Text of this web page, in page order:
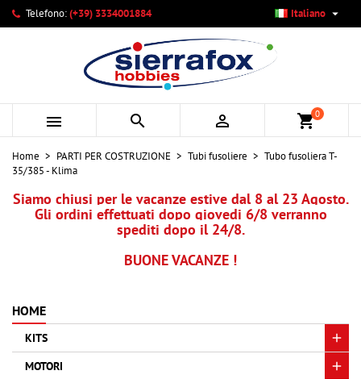
Telefono:(+39) 3334001884 Italiano 
   shopping_cart0
Home PARTI PER COSTRUZIONE Tubi fusoliere
Tubo fusoliera T-
35/385 - Klima
Siamo chiusi per le vacanze estive dal 8 al 23 Agosto.
Gli ordini effettuati dopo giovedi 6/8 verranno
spediti dopo il 24/8.
BUONE VACANZE !
HOME
KITS
MOTORI
Le mie liste di desideri ×
Crea nuova lista
Crea lista dei desideri ×
Nome lista dei desideri
Annulla Crea lista dei desideri
Accedi ×
Devi avere effettuato l'accesso per salvare dei prodotti
nella tua lista dei desideri.
Annulla Accedi